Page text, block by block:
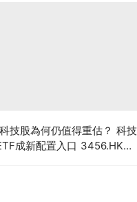
技股為何仍值得重估？ 科技
成新配置入口 3456.HK一